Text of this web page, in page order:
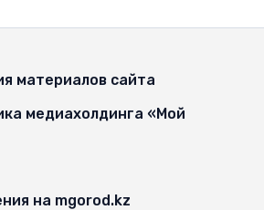
материалов сайта
медиахолдинга «Мой
на mgorod.kz